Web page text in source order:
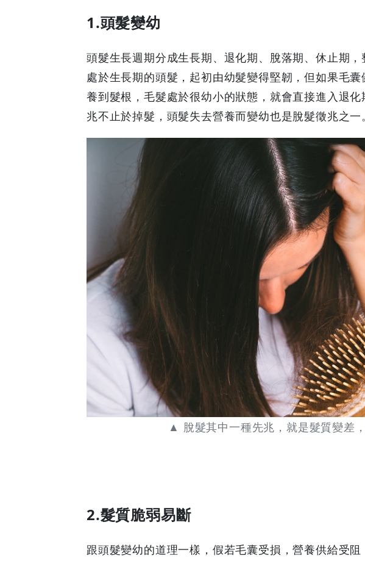
GOODEAL
Discounts
1.頭髮變幼
頭髮生長週期分成生長期、退化期、脫落期、休止期，
處於生長期的頭髮，起初由幼髮變得堅韌，但如果毛
養到髮根，毛髮處於很幼小的狀態，就會直接進入退
兆不止於掉髮，頭髮失去營養而變幼也是脫髮徵兆之一。
▲ 脫髮其中一種先兆，就是髮質變差，
2.髮質脆弱易斷
跟頭髮變幼的道理一樣，假若毛囊受損，營養供給受